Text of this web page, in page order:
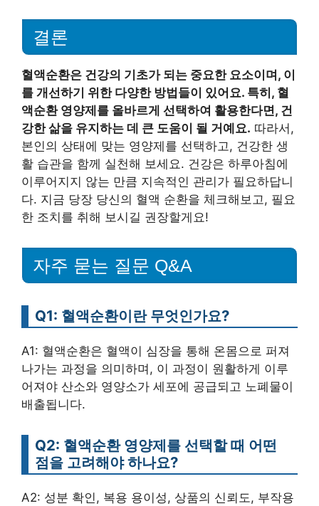
결론
혈액순환은 건강의 기초가 되는 중요한 요소이며, 이
를 개선하기 위한 다양한 방법들이 있어요. 특히, 혈
액순환 영양제를 올바르게 선택하여 활용한다면, 건
강한 삶을 유지하는 데 큰 도움이 될 거예요. 따라서,
본인의 상태에 맞는 영양제를 선택하고, 건강한 생
활 습관을 함께 실천해 보세요. 건강은 하루아침에
이루어지지 않는 만큼 지속적인 관리가 필요하답니
다. 지금 당장 당신의 혈액 순환을 체크해보고, 필요
한 조치를 취해 보시길 권장할게요!
자주 묻는 질문 Q&A
Q1: 혈액순환이란 무엇인가요?
A1: 혈액순환은 혈액이 심장을 통해 온몸으로 퍼져
나가는 과정을 의미하며, 이 과정이 원활하게 이루
어져야 산소와 영양소가 세포에 공급되고 노폐물이
배출됩니다.
Q2: 혈액순환 영양제를 선택할 때 어떤
점을 고려해야 하나요?
A2: 성분 확인, 복용 용이성, 상품의 신뢰도, 부작용